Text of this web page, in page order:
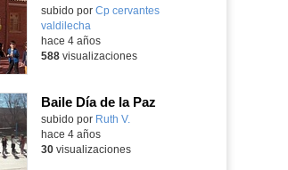
Contenido educativo.
subido por Cp cervantes
valdilecha
hace 4 años
588visualizaciones
Baile Día de la Paz
Contenido educativo.
subido por Ruth V.
hace 4 años
30visualizaciones